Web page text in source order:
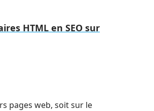
HTML en SEO sur
pages web, soit sur le